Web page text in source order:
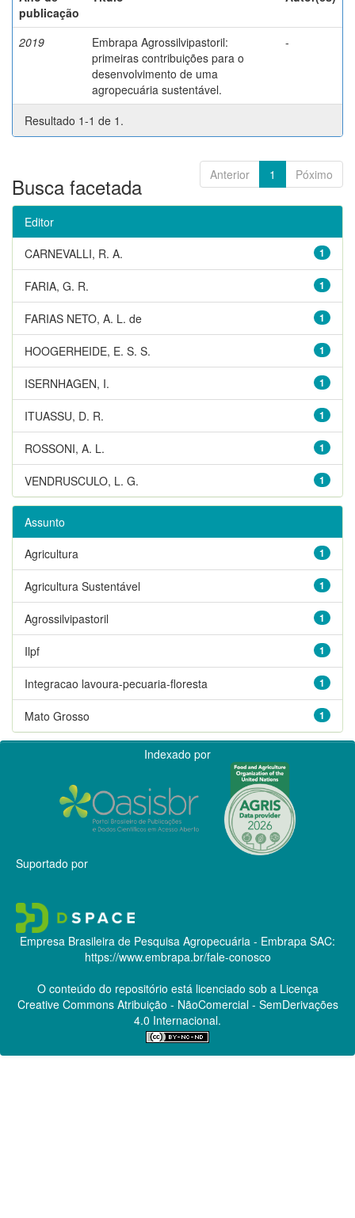
publicação
2019
Embrapa Agrossilvipastoril:
primeiras contribuições para o
desenvolvimento de uma
agropecuária sustentável.
-
Resultado 1-1 de 1.
Anterior 1 Póximo
Busca facetada
Editor
1
CARNEVALLI, R. A.
1
FARIA, G. R.
1
FARIAS NETO, A. L. de
1
HOOGERHEIDE, E. S. S.
1
ISERNHAGEN, I.
1
ITUASSU, D. R.
1
ROSSONI, A. L.
1
VENDRUSCULO, L. G.
Assunto
1
Agricultura
1
Agricultura Sustentável
1
Agrossilvipastoril
1
Ilpf
1
Integracao lavoura-pecuaria-floresta
1
Mato Grosso
Indexado por
Suportado por
Empresa Brasileira de Pesquisa Agropecuária - Embrapa SAC:
https://www.embrapa.br/fale-conosco
O conteúdo do repositório está licenciado sob a Licença
Creative CommonsAtribuição - NãoComercial - SemDerivações
4.0 Internacional.